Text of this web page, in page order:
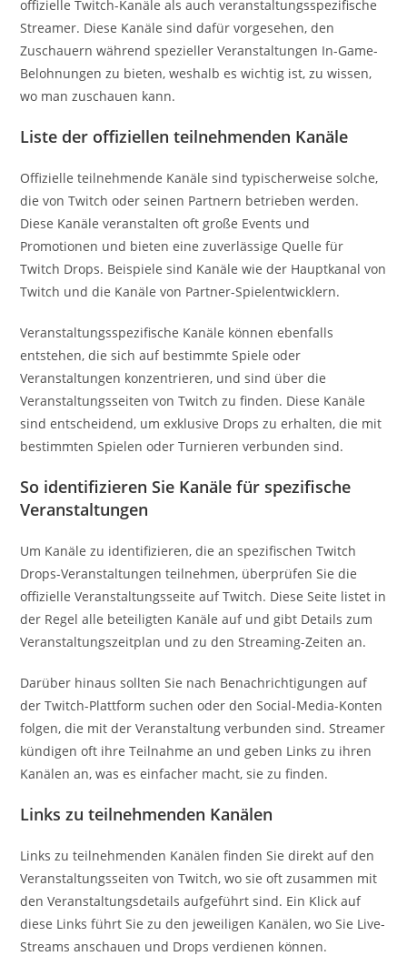
offizielle Twitch-Kanäle als auch veranstaltungsspezifische
Streamer. Diese Kanäle sind dafür vorgesehen, den
Zuschauern während spezieller Veranstaltungen In-Game-
Belohnungen zu bieten, weshalb es wichtig ist, zu wissen,
wo man zuschauen kann.
Liste der offiziellen teilnehmenden Kanäle
Offizielle teilnehmende Kanäle sind typischerweise solche,
die von Twitch oder seinen Partnern betrieben werden.
Diese Kanäle veranstalten oft große Events und
Promotionen und bieten eine zuverlässige Quelle für
Twitch Drops. Beispiele sind Kanäle wie der Hauptkanal von
Twitch und die Kanäle von Partner-Spielentwicklern.
Veranstaltungsspezifische Kanäle können ebenfalls
entstehen, die sich auf bestimmte Spiele oder
Veranstaltungen konzentrieren, und sind über die
Veranstaltungsseiten von Twitch zu finden. Diese Kanäle
sind entscheidend, um exklusive Drops zu erhalten, die mit
bestimmten Spielen oder Turnieren verbunden sind.
So identifizieren Sie Kanäle für spezifische
Veranstaltungen
Um Kanäle zu identifizieren, die an spezifischen Twitch
Drops-Veranstaltungen teilnehmen, überprüfen Sie die
offizielle Veranstaltungsseite auf Twitch. Diese Seite listet in
der Regel alle beteiligten Kanäle auf und gibt Details zum
Veranstaltungszeitplan und zu den Streaming-Zeiten an.
Darüber hinaus sollten Sie nach Benachrichtigungen auf
der Twitch-Plattform suchen oder den Social-Media-Konten
folgen, die mit der Veranstaltung verbunden sind. Streamer
kündigen oft ihre Teilnahme an und geben Links zu ihren
Kanälen an, was es einfacher macht, sie zu finden.
Links zu teilnehmenden Kanälen
Links zu teilnehmenden Kanälen finden Sie direkt auf den
Veranstaltungsseiten von Twitch, wo sie oft zusammen mit
den Veranstaltungsdetails aufgeführt sind. Ein Klick auf
diese Links führt Sie zu den jeweiligen Kanälen, wo Sie Live-
Streams anschauen und Drops verdienen können.